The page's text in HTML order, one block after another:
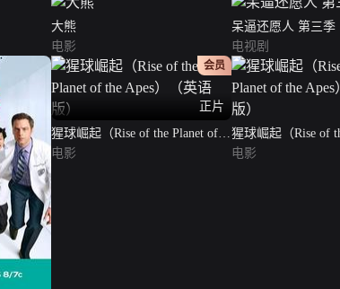
大熊
电影
呆逼还愿人 第三季
电视剧
正片
会员
猩球崛起（Rise of the Planet of
the Apes）（英语版）
电影
猩球崛起（Rise of
the Apes）（普通话
电影